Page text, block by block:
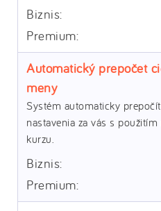
Automatický prepočet
meny
Systém automaticky
nastavenia za vás s
kurzu.